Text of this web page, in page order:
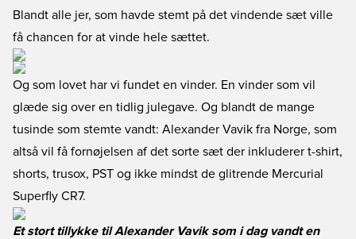
Blandt alle jer, som havde stemt på det vindende sæt ville
få chancen for at vinde hele sættet.
Og som lovet har vi fundet en vinder. En vinder som vil
glæde sig over en tidlig julegave. Og blandt de mange
tusinde som stemte vandt: Alexander Vavik fra Norge, som
altså vil få fornøjelsen af det sorte sæt der inkluderer t-shirt,
shorts, trusox, PST og ikke mindst de glitrende Mercurial
Superfly CR7.
Et stort tillykke til Alexander Vavik som i dag vandt en